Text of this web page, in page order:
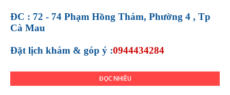
ĐC : 72 - 74 Phạm Hồng Thám, Phường 4 , Tp
Cà Mau
Đặt lịch khám & góp ý :0944434284
ĐỌC NHIỀU